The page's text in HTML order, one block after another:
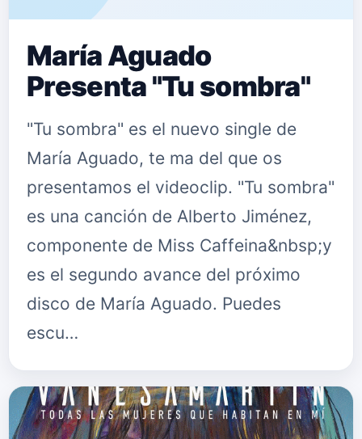
María Aguado
Presenta "Tu sombra"
"Tu sombra" es el nuevo single de
María Aguado, te ma del que os
presentamos el videoclip. "Tu sombra"
es una canción de Alberto Jiménez,
componente de Miss Caffeina&nbsp;y
es el segundo avance del próximo
disco de María Aguado. Puedes
escu…